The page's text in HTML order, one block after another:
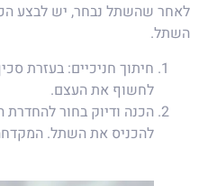
לאחר שהשתל נבחר, יש לבצע
השתל.
חיתוך חניכיים: בעזרת
לחשוף את העצם.
הכנה ודיוק בחור
להכניס את השתל.